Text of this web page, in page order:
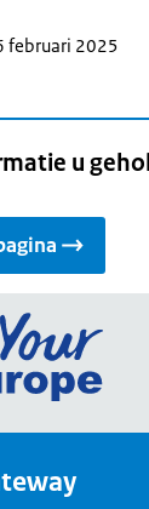
februari 2025
u
Ga
de